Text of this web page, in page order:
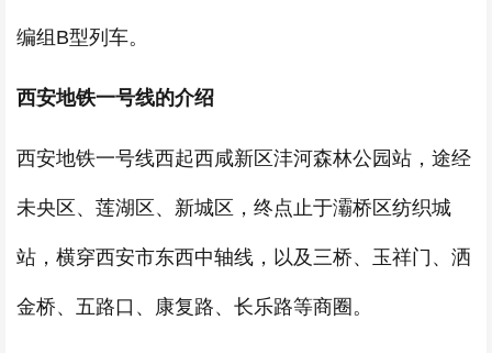
编组B型列车。
西安地铁一号线的介绍
西安地铁一号线西起西咸新区沣河森林公园站，途经
未央区、莲湖区、新城区，终点止于灞桥区纺织城
站，横穿西安市东西中轴线，以及三桥、玉祥门、洒
金桥、五路口、康复路、长乐路等商圈。